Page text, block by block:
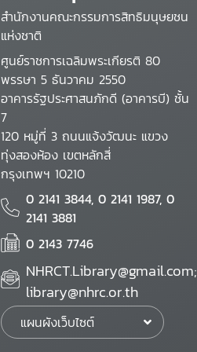
สำนักงานคณะกรรมการสิทธิมนุษยชน
แห่งชาติ
ศูนย์ราชการเฉลิมพระเกียรติ 80
พรรษา 5 ธันวาคม 2550
อาคารรัฐประศาสนภักดี (อาคารบี) ชั้น
7
120 หมู่ที่ 3 ถนนแจ้งวัฒนะ แขวง
ทุ่งสองห้อง เขตหลักสี่
กรุงเทพฯ 10210
0 2141 3844, 0 2141 1987, 0
2141 3881
0 2143 7746
NHRCT.Library@gmail.com;
library@nhrc.or.th
แผนผังเว็บไซต์